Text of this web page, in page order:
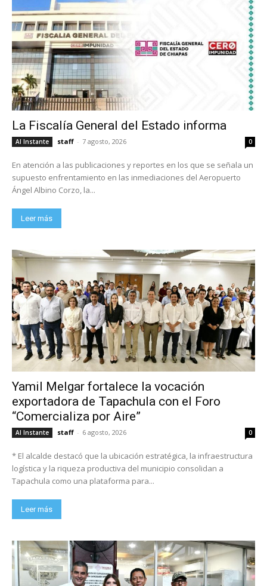
La Fiscalía General del Estado informa
Al Instante staff - 7 agosto, 2026 0
En atención a las publicaciones y reportes en los que se señala un
supuesto enfrentamiento en las inmediaciones del Aeropuerto
Ángel Albino Corzo, la...
Leer más
Yamil Melgar fortalece la vocación
exportadora de Tapachula con el Foro
“Comercializa por Aire”
Al Instante staff - 6 agosto, 2026 0
* El alcalde destacó que la ubicación estratégica, la infraestructura
logística y la riqueza productiva del municipio consolidan a
Tapachula como una plataforma para...
Leer más